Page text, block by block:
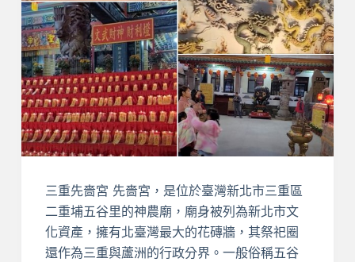
三重先嗇宮 先嗇宮，是位於臺灣新北市三重區
二重埔五谷里的神農廟，廟身被列為新北市文
化資產，擁有北臺灣最大的花磚牆，其祭祀圈
還作為三重與蘆洲的行政分界。一般俗稱五谷